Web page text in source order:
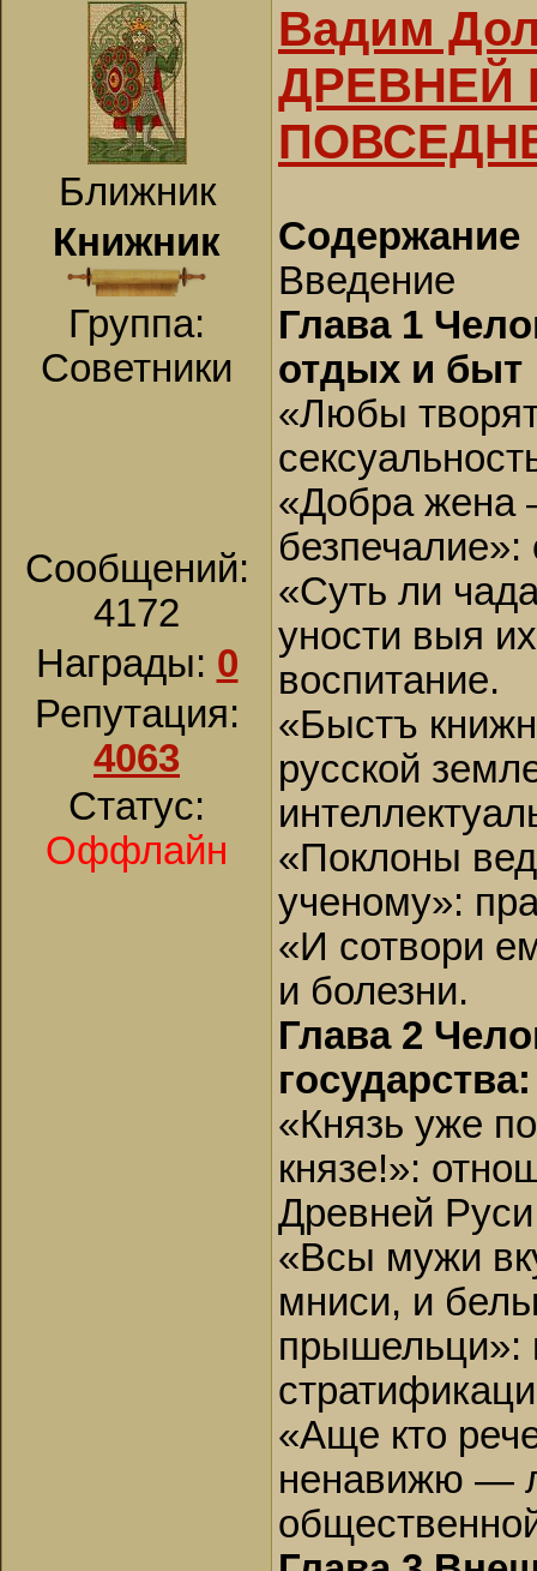
Ближник
Книжник
Группа:
Советники
Сообщений:
4172
Награды: 0
Репутация:
4063
Статус:
Оффлайн
Вадим
ДРЕВНЕЙ
Содержание
Введение
Глава 1
отдых и быт
«Любы
«Добра жена
«Суть ли
уности выя
воспитание.
«Быстъ
русской
«Поклоны
ученому»:
«И сотвори
и болезни.
Глава 2
«Князь уже
князе!»:
Древней
«Всы мужи
мниси, и
прышельци»:
«Аще кто
ненавижю —